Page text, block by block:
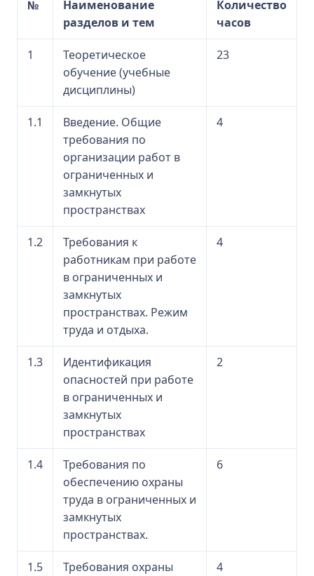
№
Наименование
разделов и тем
Количество
часов
1
Теоретическое
обучение (учебные
дисциплины)
23
1.1
Введение. Общие
требования по
организации работ в
ограниченных и
замкнутых
пространствах
4
1.2
Требования к
работникам при работе
в ограниченных и
замкнутых
пространствах. Режим
труда и отдыха.
4
1.3
Идентификация
опасностей при работе
в ограниченных и
замкнутых
пространствах
2
1.4
Требования по
обеспечению охраны
труда в ограниченных и
замкнутых
пространствах.
6
1.5
Требования охраны
4